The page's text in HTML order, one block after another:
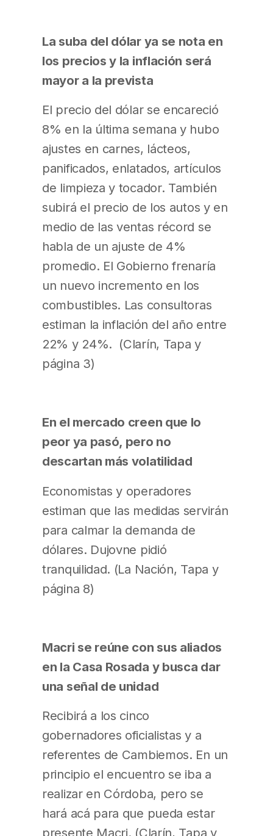
La suba del dólar ya se nota en
los precios y la inflación será
mayor a la prevista
El precio del dólar se encareció
8% en la última semana y hubo
ajustes en carnes, lácteos,
panificados, enlatados, artículos
de limpieza y tocador. También
subirá el precio de los autos y en
medio de las ventas récord se
habla de un ajuste de 4%
promedio. El Gobierno frenaría
un nuevo incremento en los
combustibles. Las consultoras
estiman la inflación del año entre
22% y 24%. (Clarín, Tapa y
página 3)
En el mercado creen que lo
peor ya pasó, pero no
descartan más volatilidad
Economistas y operadores
estiman que las medidas servirán
para calmar la demanda de
dólares. Dujovne pidió
tranquilidad. (La Nación, Tapa y
página 8)
Macri se reúne con sus aliados
en la Casa Rosada y busca dar
una señal de unidad
Recibirá a los cinco
gobernadores oficialistas y a
referentes de Cambiemos. En un
principio el encuentro se iba a
realizar en Córdoba, pero se
hará acá para que pueda estar
presente Macri. (Clarín, Tapa y